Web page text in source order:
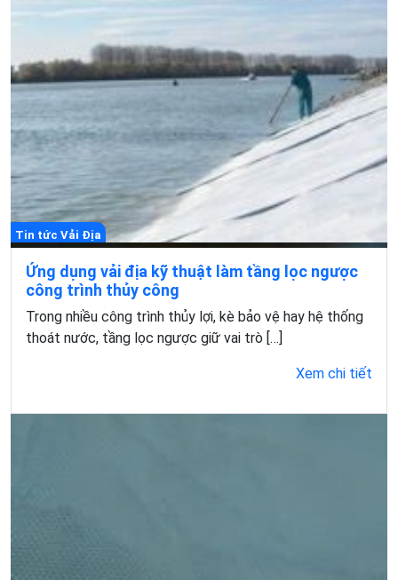
Tin tức Vải Địa
Ứng dụng vải địa kỹ thuật làm tầng lọc ngược
công trình thủy công
Trong nhiều công trình thủy lợi, kè bảo vệ hay hệ thống
thoát nước, tầng lọc ngược giữ vai trò […]
Xem chi tiết